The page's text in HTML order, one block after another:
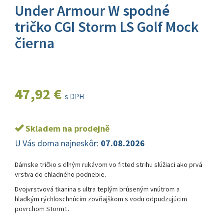
Under Armour W spodné
tričko CGI Storm LS Golf Mock
čierna
47,92 € s DPH
Skladem na prodejně
U Vás doma najneskôr: 07.08.2026
Dámske tričko s dlhým rukávom vo fitted strihu slúžiaci ako prvá
vrstva do chladného podnebie.
Dvojvrstvová tkanina s ultra teplým brúseným vnútrom a
hladkým rýchloschnúcim zovňajškom s vodu odpudzujúcim
povrchom Storm1.